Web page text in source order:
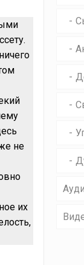
не
их